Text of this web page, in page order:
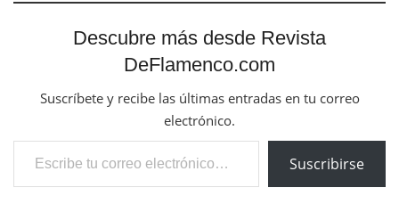
Descubre más desde Revista
DeFlamenco.com
Suscríbete y recibe las últimas entradas en tu correo
electrónico.
Escribe tu correo electrónico…
Suscribirse